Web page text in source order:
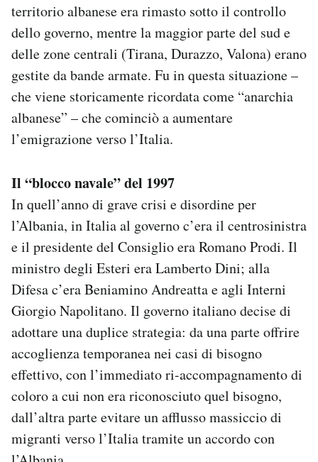
territorio albanese era rimasto sotto il controllo
dello governo, mentre la maggior parte del sud e
delle zone centrali (Tirana, Durazzo, Valona) erano
gestite da bande armate. Fu in questa situazione –
che viene storicamente ricordata come “anarchia
albanese” – che cominciò a aumentare
l’emigrazione verso l’Italia.
Il “blocco navale” del 1997
In quell’anno di grave crisi e disordine per
l’Albania, in Italia al governo c’era il centrosinistra
e il presidente del Consiglio era Romano Prodi. Il
ministro degli Esteri era Lamberto Dini; alla
Difesa c’era Beniamino Andreatta e agli Interni
Giorgio Napolitano. Il governo italiano decise di
adottare una duplice strategia: da una parte offrire
accoglienza temporanea nei casi di bisogno
effettivo, con l’immediato ri-accompagnamento di
coloro a cui non era riconosciuto quel bisogno,
dall’altra parte evitare un afflusso massiccio di
migranti verso l’Italia tramite un accordo con